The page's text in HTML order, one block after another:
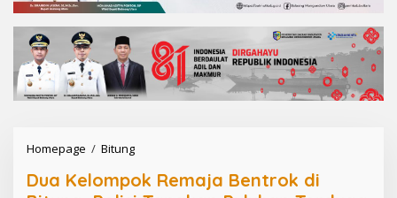
Homepage / Bitung
a
Dua Kelompok Remaja Bentrok di